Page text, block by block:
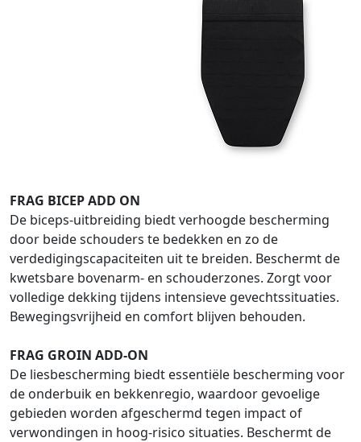
FRAG BICEP ADD ON
De biceps-uitbreiding biedt verhoogde bescherming
door beide schouders te bedekken en zo de
verdedigingscapaciteiten uit te breiden. Beschermt de
kwetsbare bovenarm- en schouderzones. Zorgt voor
volledige dekking tijdens intensieve gevechtssituaties.
Bewegingsvrijheid en comfort blijven behouden.
FRAG GROIN ADD-ON
De liesbescherming biedt essentiële bescherming voor
de onderbuik en bekkenregio, waardoor gevoelige
gebieden worden afgeschermd tegen impact of
verwondingen in hoog-risico situaties. Beschermt de